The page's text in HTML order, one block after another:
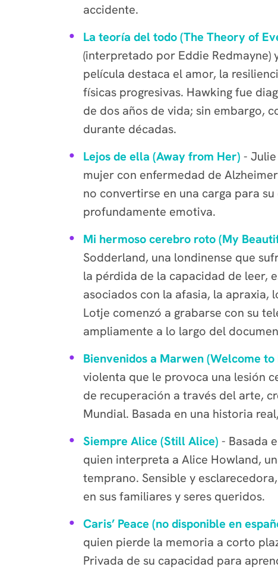
accidente.
La teoría del todo (The Theory of
(interpretado por Eddie Redmayne)
película destaca el amor, la
físicas progresivas. Hawking fue
de dos años de vida; sin embargo,
durante décadas.
Lejos de ella (Away from Her) -
mujer con enfermedad de
no convertirse en una carga para
profundamente emotiva.
Mi hermoso cerebro roto (My
Sodderland, una londinense que
la pérdida de la capacidad de leer,
asociados con la afasia, la
Lotje comenzó a grabarse con su
ampliamente a lo largo del
Bienvenidos a Marwen (Welcome
violenta que le provoca una lesión
de recuperación a través del arte,
Mundial. Basada en una historia
Siempre Alice (Still Alice) - Basada
quien interpreta a Alice Howland,
temprano. Sensible y
en sus familiares y seres queridos.
Caris’ Peace (no disponible en
quien pierde la memoria a corto
Privada de su capacidad para